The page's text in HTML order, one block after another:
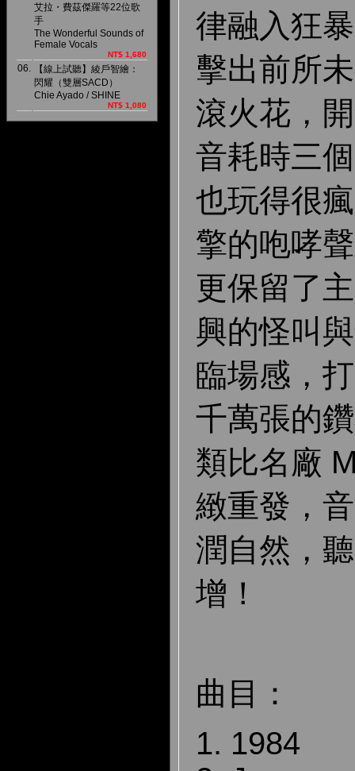
艾拉・費茲傑羅等22位歌
手
The Wonderful Sounds of
Female Vocals
NT$ 1,680
06.
【線上試聽】綾戶智繪：
閃耀（雙層SACD）
Chie Ayado / SHINE
NT$ 1,080
律融入狂
擊出前所
滾火花，
音耗時三
也玩得很
擎的咆哮
更保留了
興的怪叫
臨場感，
千萬張的
類比名廠
緻重發，
潤自然，
增！
曲目：
1. 1984